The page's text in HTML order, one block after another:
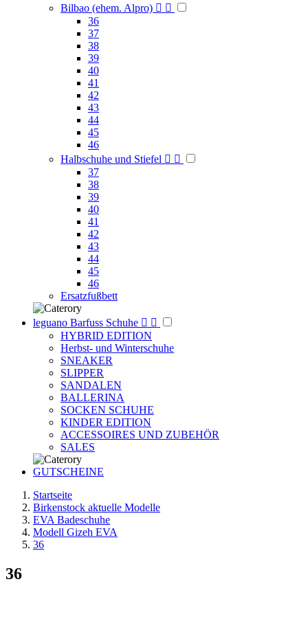
Bilbao (ehem. Alpro)  
36
37
38
39
40
41
42
43
44
45
46
Halbschuhe und Stiefel  
37
38
39
40
41
42
43
44
45
46
Ersatzfußbett
leguano Barfuss Schuhe  
HYBRID EDITION
Herbst- und Winterschuhe
SNEAKER
SLIPPER
SANDALEN
BALLERINA
SOCKEN SCHUHE
KINDER EDITION
ACCESSOIRES UND ZUBEHÖR
SALES
GUTSCHEINE
Startseite
Birkenstock aktuelle Modelle
EVA Badeschuhe
Modell Gizeh EVA
36
36